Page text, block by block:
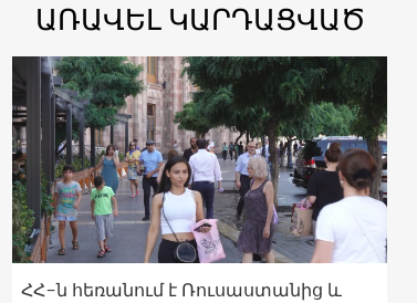
ԱՌԱՎԵԼ ԿԱՐԴԱՑՎԱԾ
ՀՀ-ն հեռանում է Ռուսաստանից և